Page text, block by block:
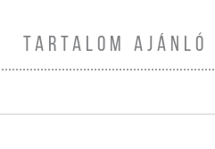
TARTALOM AJÁNLÓ